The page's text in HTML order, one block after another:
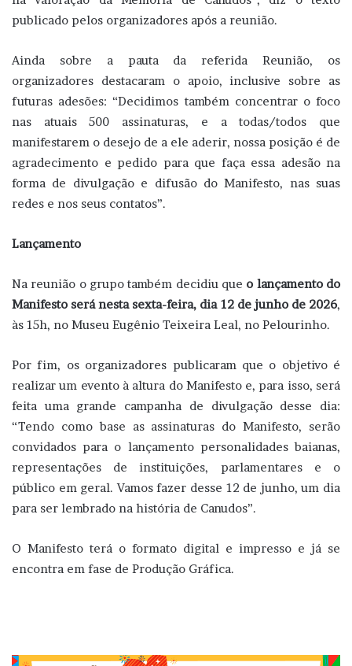
publicado pelos organizadores após a reunião.
Ainda sobre a pauta da referida Reunião, os
organizadores destacaram o apoio, inclusive sobre as
futuras adesões: “Decidimos também concentrar o foco
nas atuais 500 assinaturas, e a todas/todos que
manifestarem o desejo de a ele aderir, nossa posição é de
agradecimento e pedido para que faça essa adesão na
forma de divulgação e difusão do Manifesto, nas suas
redes e nos seus contatos”.
Lançamento
Na reunião o grupo também decidiu que o lançamento do
Manifesto será nesta sexta-feira, dia 12 de junho de 2026,
às 15h, no Museu Eugênio Teixeira Leal, no Pelourinho.
Por fim, os organizadores publicaram que o objetivo é
realizar um evento à altura do Manifesto e, para isso, será
feita uma grande campanha de divulgação desse dia:
“Tendo como base as assinaturas do Manifesto, serão
convidados para o lançamento personalidades baianas,
representações de instituições, parlamentares e o
público em geral. Vamos fazer desse 12 de junho, um dia
para ser lembrado na história de Canudos”.
O Manifesto terá o formato digital e impresso e já se
encontra em fase de Produção Gráfica.